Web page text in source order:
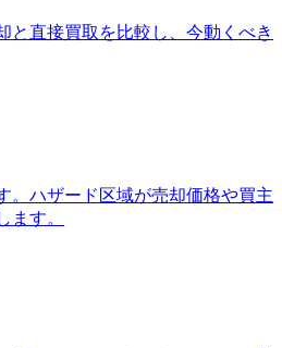
と直接買取を比較し、今動くべき
。ハザード区域が売却価格や買主
す。